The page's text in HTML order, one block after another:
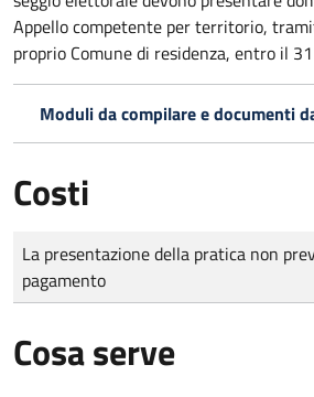
Appello competente per territorio,
proprio Comune di residenza, entro il
Moduli da compilare e documenti
Costi
Tipo di pagamento
Importo
La presentazione della pratica non
pagamento
Cosa serve